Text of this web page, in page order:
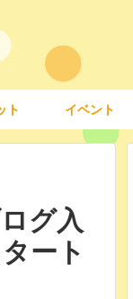
ト イベント
グ入
ート